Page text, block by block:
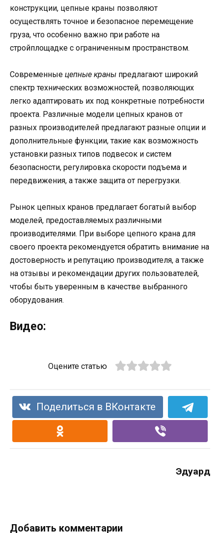
конструкции, цепные краны позволяют
осуществлять точное и безопасное перемещение
груза, что особенно важно при работе на
стройплощадке с ограниченным пространством.
Современные цепные краны предлагают широкий
спектр технических возможностей, позволяющих
легко адаптировать их под конкретные потребности
проекта. Различные модели цепных кранов от
разных производителей предлагают разные опции и
дополнительные функции, такие как возможность
установки разных типов подвесок и систем
безопасности, регулировка скорости подъема и
передвижения, а также защита от перегрузки.
Рынок цепных кранов предлагает богатый выбор
моделей, предоставляемых различными
производителями. При выборе цепного крана для
своего проекта рекомендуется обратить внимание на
достоверность и репутацию производителя, а также
на отзывы и рекомендации других пользователей,
чтобы быть уверенным в качестве выбранного
оборудования.
Видео:
Оцените статью
Поделиться в ВКонтакте
Эдуард
Добавить комментарии